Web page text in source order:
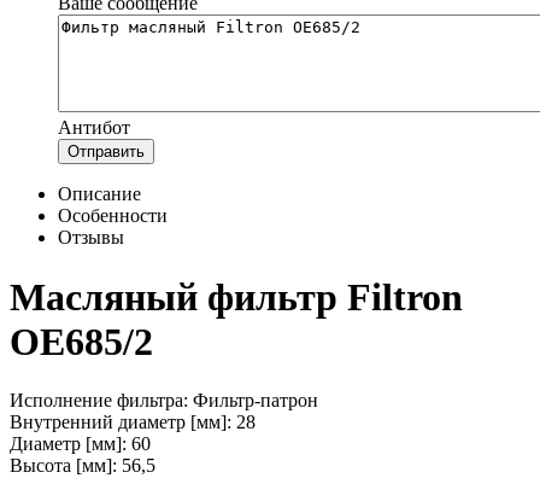
Антибот
Отправить
Описание
Особенности
Отзывы
Масляный фильтр Filtron
OE685/2
Исполнение фильтра: Фильтр-патрон
Внутренний диаметр [мм]: 28
Диаметр [мм]: 60
Высота [мм]: 56,5